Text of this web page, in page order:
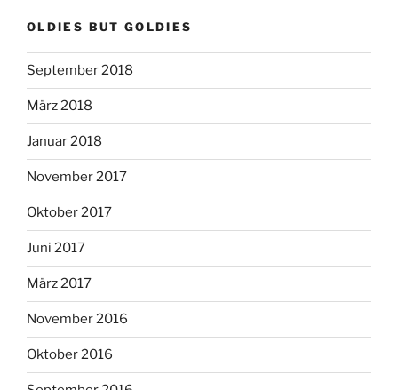
OLDIES BUT GOLDIES
September 2018
März 2018
Januar 2018
November 2017
Oktober 2017
Juni 2017
März 2017
November 2016
Oktober 2016